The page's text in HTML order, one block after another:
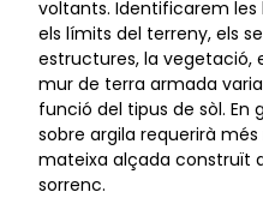
voltants. Identificarem
els límits del terreny, els
estructures, la vegetació,
mur de terra armada
funció del tipus de sòl. En
sobre argila requerirà
mateixa alçada construït
sorrenc.